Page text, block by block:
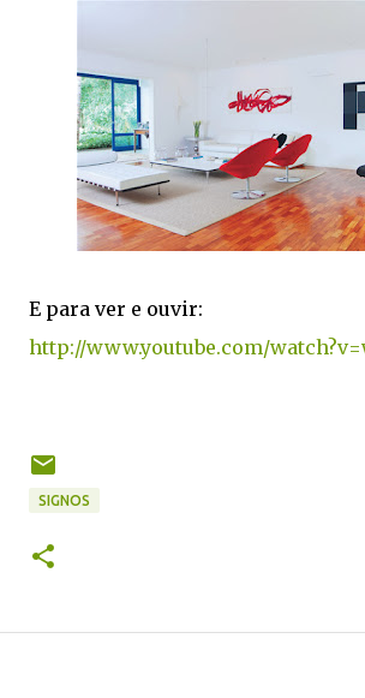
E para ver e ouvir:
http://www.youtube.com/
SIGNOS